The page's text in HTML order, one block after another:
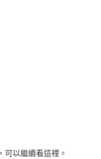
可以繼續看這裡。